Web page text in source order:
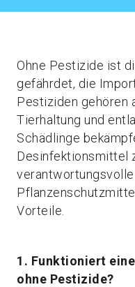
Ohne Pestizide ist
gefährdet, die
Pestiziden gehören
Tierhaltung und
Schädlinge
Desinfektionsmittel
Vorteile.
1. Funktioniert
ohne Pestizide?